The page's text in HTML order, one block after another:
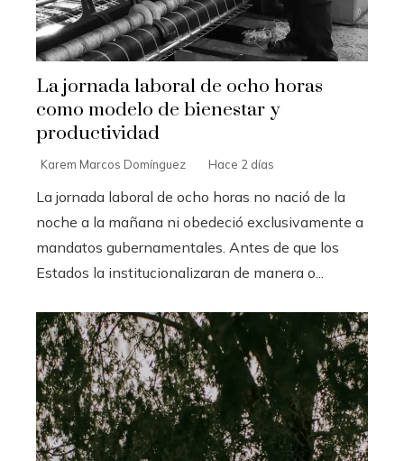
La jornada laboral de ocho horas
como modelo de bienestar y
productividad
Karem Marcos Domínguez Hace 2 días
La jornada laboral de ocho horas no nació de la
noche a la mañana ni obedeció exclusivamente a
mandatos gubernamentales. Antes de que los
Estados la institucionalizaran de manera o...